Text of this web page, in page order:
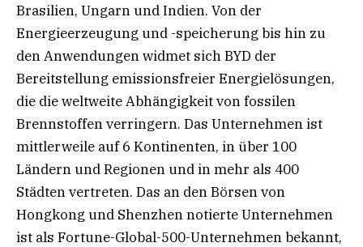
Brasilien, Ungarn und Indien. Von der
Energieerzeugung und -speicherung bis hin zu
den Anwendungen widmet sich BYD der
Bereitstellung emissionsfreier Energielösungen,
die die weltweite Abhängigkeit von fossilen
Brennstoffen verringern. Das Unternehmen ist
mittlerweile auf 6 Kontinenten, in über 100
Ländern und Regionen und in mehr als 400
Städten vertreten. Das an den Börsen von
Hongkong und Shenzhen notierte Unternehmen
ist als Fortune-Global-500-Unternehmen bekannt,